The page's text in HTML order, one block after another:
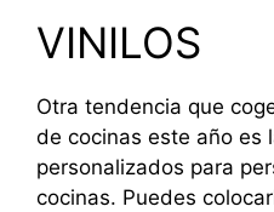
VINILOS
Otra tendencia que
de cocinas este año es
personalizados para
cocinas. Puedes